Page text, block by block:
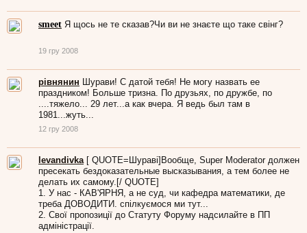
smeet Я щось не те сказав?Чи ви не знаєте що таке свінг?
19 гру 2008
рівнянин Шурави! С датой тебя! Не могу назвать ее
праздником! Больше тризна. По друзьях, по дружбе, по
....тяжело... 29 лет...а как вчера. Я ведь был там в
1981...жуть...
12 гру 2008
levandivka [ QUOTE=Шураві]Вообще, Super Moderator должен
пресекать бездоказательные высказывания, а тем более не
делать их самому.[/ QUOTE]
1. У нас - КАВ'ЯРНЯ, а не суд, чи кафедра математики, де
треба ДОВОДИТИ. спілкуємося ми тут...
2. Свої пропозиції до Статуту Форуму надсилайте в ПП
адміністрації.